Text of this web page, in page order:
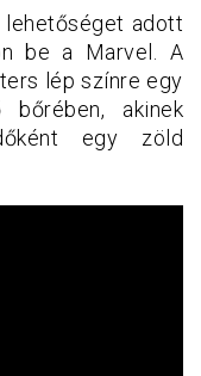
lehetőséget adott
be a Marvel. A
lép színre egy
bőrében, akinek
egy zöld